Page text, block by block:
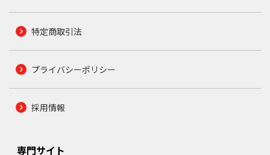
特定商取引法
プライバシーポリシー
採用情報
専門サイト